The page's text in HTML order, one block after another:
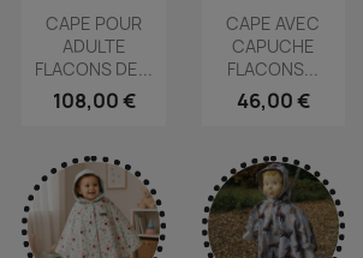
CAPE POUR
ADULTE
FLACONS DE...
108,00 €
CAPE AVEC
CAPUCHE
FLACONS...
46,00 €